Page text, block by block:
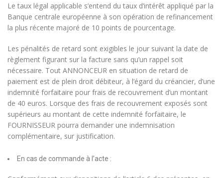
Le taux légal applicable s’entend du taux d’intérêt appliqué par la
Banque centrale européenne à son opération de refinancement
la plus récente majoré de 10 points de pourcentage.
Les pénalités de retard sont exigibles le jour suivant la date de
règlement figurant sur la facture sans qu’un rappel soit
nécessaire. Tout ANNONCEUR en situation de retard de
paiement est de plein droit débiteur, à l’égard du créancier, d’une
indemnité forfaitaire pour frais de recouvrement d’un montant
de 40 euros. Lorsque des frais de recouvrement exposés sont
supérieurs au montant de cette indemnité forfaitaire, le
FOURNISSEUR pourra demander une indemnisation
complémentaire, sur justification.
En cas de commande à l’acte :